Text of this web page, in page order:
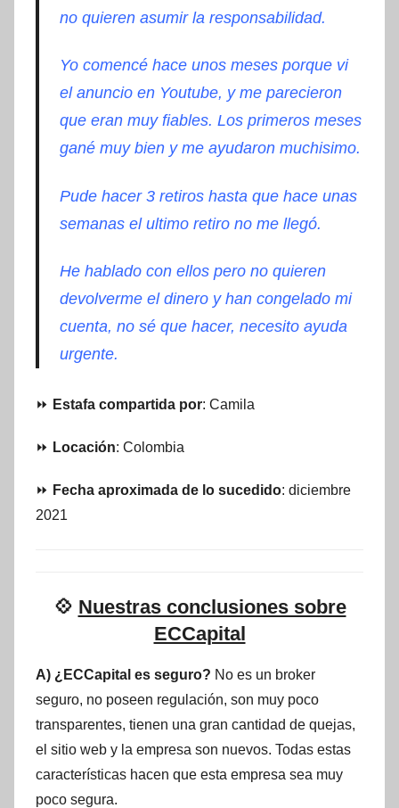
no quieren asumir la responsabilidad.
Yo comencé hace unos meses porque vi
el anuncio en Youtube, y me parecieron
que eran muy fiables. Los primeros meses
gané muy bien y me ayudaron muchisimo.
Pude hacer 3 retiros hasta que hace unas
semanas el ultimo retiro no me llegó.
He hablado con ellos pero no quieren
devolverme el dinero y han congelado mi
cuenta, no sé que hacer, necesito ayuda
urgente.
⏩ Estafa compartida por: Camila
⏩ Locación: Colombia
⏩ Fecha aproximada de lo sucedido: diciembre
2021
💠 Nuestras conclusiones sobre
ECCapital
A) ¿ECCapital es seguro? No es un broker
seguro, no poseen regulación, son muy poco
transparentes, tienen una gran cantidad de quejas,
el sitio web y la empresa son nuevos. Todas estas
características hacen que esta empresa sea muy
poco segura.